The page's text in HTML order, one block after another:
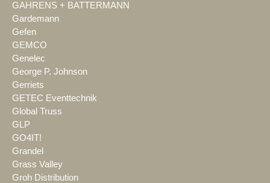
GAHRENS + BATTERMANN
Gardemann
Gefen
GEMCO
Genelec
George P. Johnson
Gerriets
GETEC Eventtechnik
Global Truss
GLP
GO4IT!
Grandel
Grass Valley
Groh Distribution